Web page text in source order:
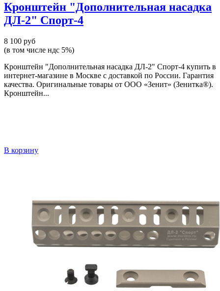
Кронштейн "Дополнительная насадка
ДЛ-2" Спорт-4
8 100 руб
(в том числе ндс 5%)
Кронштейн "Дополнительная насадка ДЛ-2" Спорт-4 купить в
интернет-магазине в Москве с доставкой по России. Гарантия
качества. Оригинальные товары от ООО «Зенит» (Зенитка®).
Кронштейн...
В корзину